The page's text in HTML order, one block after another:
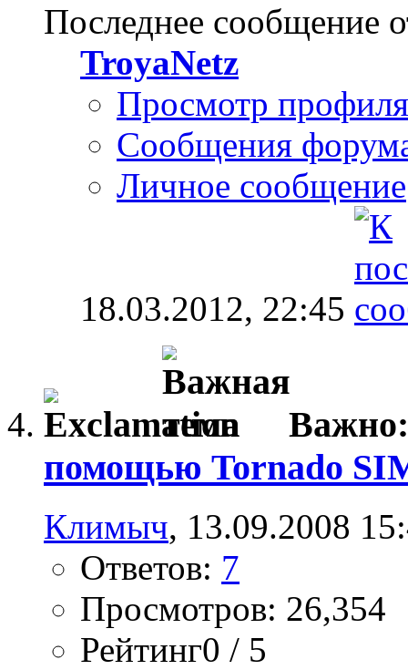
Последнее сообщение
TroyaNetz
Просмотр профиля
Сообщения
Личное сообщение
18.03.2012, 22:45
помощью Tornado
Климыч, 13.09.2008
Ответов: 7
Просмотров: 26,354
Рейтинг0 / 5